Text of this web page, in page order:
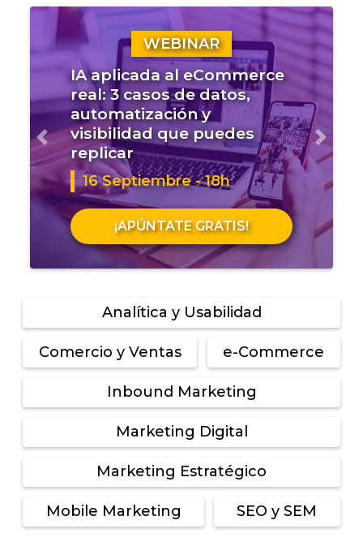
WEBINAR
IA aplicada al eCommerce
real: 3 casos de datos,
automatización y
visibilidad que puedes
replicar
16 Septiembre - 18h
¡APÚNTATE GRATIS!
Anterior
Analítica y Usabilidad
Comercio y Ventas e-Commerce
Inbound Marketing
Marketing Digital
Marketing Estratégico
Mobile Marketing SEO y SEM